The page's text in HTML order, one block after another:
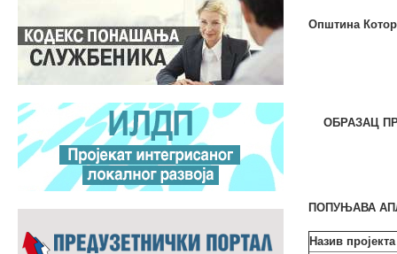
Општина
ОБРАЗАЦ
ПОПУЊАВА
Назив пројекта